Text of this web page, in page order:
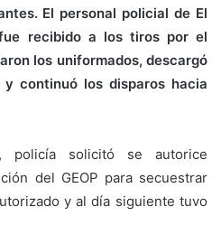
El personal policial de El
recibido a los tiros por el
los uniformados, descargó
continuó los disparos hacia
policía solicitó se autorice
del GEOP para secuestrar
y al día siguiente tuvo